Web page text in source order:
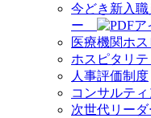
今どき新入
ー
医療機関ホ
ホスピタリ
人事評価制度
コンサルテ
次世代リー